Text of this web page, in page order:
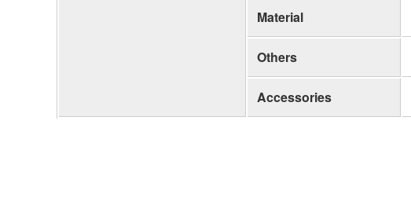
Material
Others
Accessories